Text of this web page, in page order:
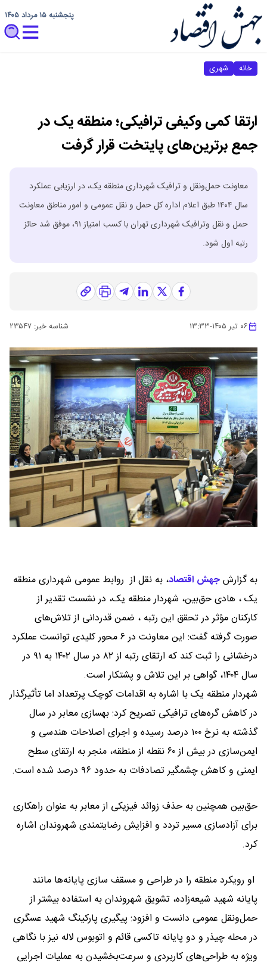
پنجشنبه ۱۵ مرداد ۱۴۰۵
خانه شهری
ارتقا کمی وکیفی ترافیکی؛ منطقه یک در
جمع برترین‌های پایتخت قرار گرفت
معاونت حمل‌ونقل و ترافیک شهرداری منطقه یک، در ارزیابی عملکرد
سال ۱۴۰۴ طبق اعلام‌ اداره کل حمل و نقل عمومی و‌ امور مناطق معاونت
حمل و نقل و‌ترافیک شهرداری تهران‌ با کسب امتیاز ۹۱، موفق شد حائز
رتبه اول شود.
۰۶ تیر ۱۴۰۵ -۱۳:۳۳ شناسه خبر: ۲۳۵۴۷
به گزارشجهش اقتصاد، به نقل از روابط عمومی شهرداری منطقه
یک ، هادی حق‌بین، شهردار منطقه یک، در نشست تقدیر از
کارکنان مؤثر در تحقق این رتبه ، ضمن قدردانی از تلاش‌های
صورت گرفته گفت: این معاونت در ۶ محور کلیدی توانست عملکرد
درخشانی را ثبت کند که ارتقای رتبه از ۸۲ در سال ۱۴۰۲ به ۹۱ در
سال ۱۴۰۴، گواهی بر این تلاش و پشتکار است.
شهردار منطقه یک با اشاره به اقدامات کوچک پرتعداد اما تأثیرگذار
در کاهش گره‌های ترافیکی تصریح کرد: بهسازی معابر در سال
گذشته به نرخ ۱۰۰ درصد رسیده و اجرای اصلاحات هندسی و
ایمن‌سازی در بیش از ۶۰ نقطه از منطقه، منجر به ارتقای سطح
ایمنی و کاهش چشمگیر تصادفات به حدود ۹۶ درصد شده است.
حق‌بین همچنین به حذف زوائد فیزیکی از معابر به عنوان راهکاری
برای آزادسازی مسیر تردد و افزایش رضایتمندی شهروندان اشاره
کرد.
او رویکرد منطقه را در طراحی و مسقف سازی پایانه‌ها مانند
پایانه شهید شیعه‌زاده، تشویق شهروندان به استفاده بیشتر از
حمل‌ونقل عمومی دانست و افزود: پیگیری پارکینگ شهید عسگری
در محله چیذر و دو پایانه تاکسی قائم و اتوبوس لاله نیز با نگاهی
ویژه به طراحی‌های کاربردی و سرعت‌بخشیدن به عملیات اجرایی